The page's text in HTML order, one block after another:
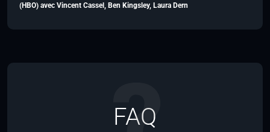
(HBO) avec Vincent Cassel, Ben Kingsley, Laura Dern
FAQ